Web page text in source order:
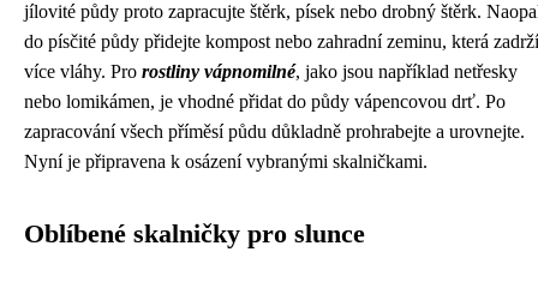
jílovité půdy proto zapracujte štěrk, písek nebo drobný štěrk.
do písčité půdy přidejte kompost nebo zahradní zeminu, která zadrží
více vláhy. Pro rostliny vápnomilné, jako jsou například netřesky
nebo lomikámen, je vhodné přidat do půdy vápencovou drť. Po
zapracování všech příměsí půdu důkladně prohrabejte a urovnejte.
Nyní je připravena k osázení vybranými skalničkami.
Oblíbené skalničky pro slunce